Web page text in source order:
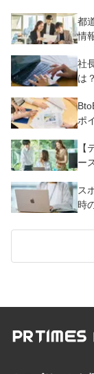
都
情
社
は
ポ
【
ー
ス
時